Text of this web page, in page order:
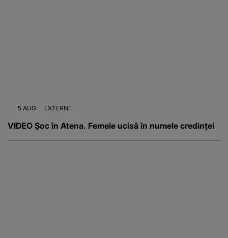
5 AUG EXTERNE
VIDEO Șoc în Atena. Femeie ucisă în numele credinței